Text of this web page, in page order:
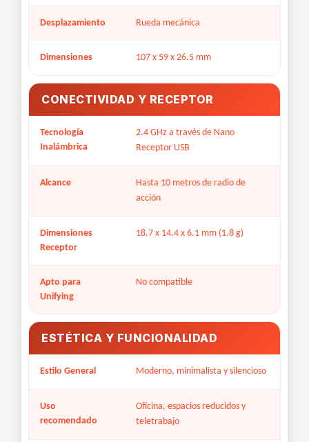
Desplazamiento Rueda mecánica
Dimensiones 107 x 59 x 26.5 mm
CONECTIVIDAD Y RECEPTOR
Tecnología
Inalámbrica
2.4 GHz a través de Nano
Receptor USB
Alcance
Hasta 10 metros de radio de
acción
Dimensiones
Receptor
18.7 x 14.4 x 6.1 mm (1.8 g)
Apto para
Unifying
No compatible
ESTÉTICA Y FUNCIONALIDAD
Estilo General Moderno, minimalista y silencioso
Uso
recomendado
Oficina, espacios reducidos y
teletrabajo